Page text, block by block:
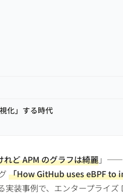
化」する時代
ど APM のグラフは綺麗」——
「How GitHub uses eBPF
実装事例で、エンタープライズ